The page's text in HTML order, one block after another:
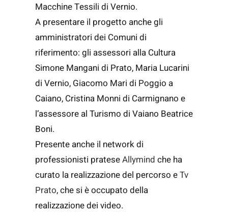
Macchine Tessili di Vernio.
A presentare il progetto anche gli
amministratori dei Comuni di
riferimento: gli assessori alla Cultura
Simone Mangani di Prato, Maria Lucarini
di Vernio, Giacomo Mari di Poggio a
Caiano, Cristina Monni di Carmignano e
l’assessore al Turismo di Vaiano Beatrice
Boni.
Presente anche il network di
professionisti prateseAllymind che ha
curato la realizzazione del percorso eTv
Prato, che si è occupato della
realizzazione dei video.